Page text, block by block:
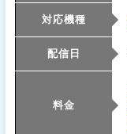
対応機種
配信日
料金